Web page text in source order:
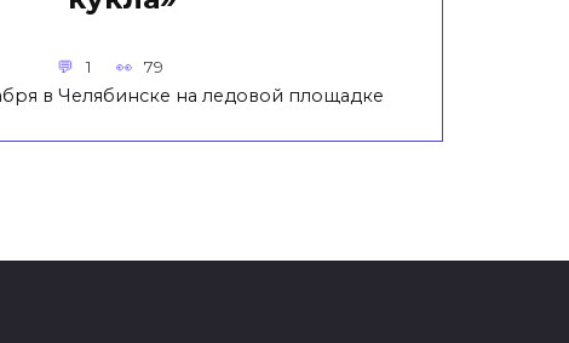
1 79
в Челябинске на ледовой площадке